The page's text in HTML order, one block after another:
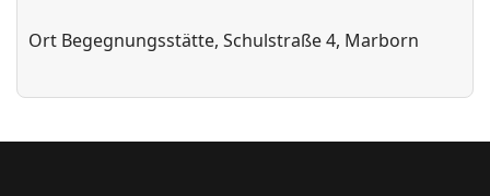
Ort Begegnungsstätte, Schulstraße 4, Marborn